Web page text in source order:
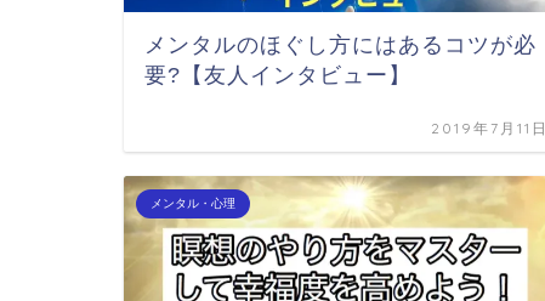
メンタルのほぐし方にはあるコツが必
要?【友人インタビュー】
2019年7月11日
メンタル・心理